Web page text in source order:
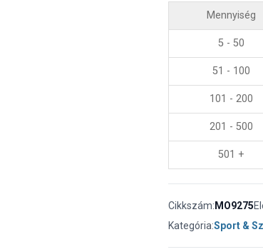
Mennyiség
5 - 50
51 - 100
101 - 200
201 - 500
501 +
Cikkszám: MO9275
Kategória:Sport &